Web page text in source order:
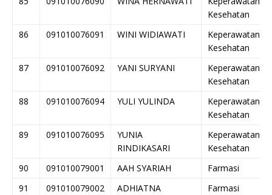
Kesehatan
86
091010076091 WINI WIDIAWATI
Keperawatan
Kesehatan
87
091010076092 YANI SURYANI
Keperawatan
Kesehatan
88
091010076094 YULI YULINDA
Keperawatan
Kesehatan
89
091010076095
YUNIA
RINDIKASARI
Keperawatan
Kesehatan
90
091010079001 AAH SYARIAH
Farmasi
91
091010079002
ADHIATNA
Farmasi